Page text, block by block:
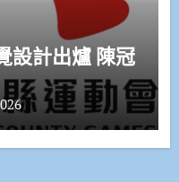
設計出爐 陳冠